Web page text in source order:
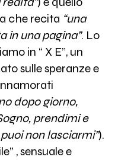
che recita “una
in una pagina”. Lo
in “ X E”, un
sulle speranze e
dopo giorno,
prendimi e
non lasciarmi”).
, sensuale e